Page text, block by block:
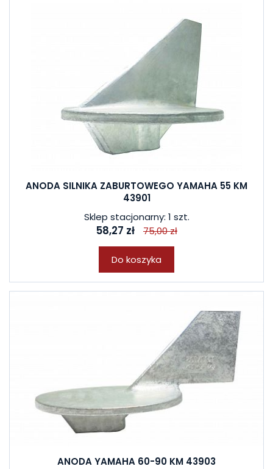
ANODA SILNIKA ZABURTOWEGO YAMAHA 55 KM
43901
Sklep stacjonarny: 1 szt.
58,27 zł 75,00 zł
Do koszyka
ANODA YAMAHA 60-90 KM 43903